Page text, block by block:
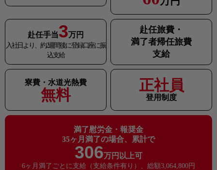
赴任手当3万円
入社日より、約2週間後に登録口座に振
込支給
赴任旅費・
満了者帰任旅費
支給
寮費・水道光熱費
無料
正社員
登用制度
満了慰労金・報奨金
35ヶ月満了の場合、累計で
306万円以上可
6ヶ月満了ごとに支給（支給条件有り）、総額3,064,800円